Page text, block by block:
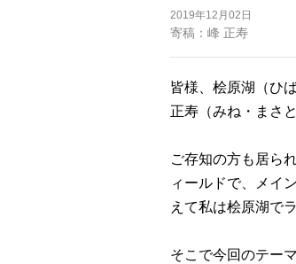
2019年12月02日
寄稿：峰 正寿
皆様、桧原湖（ひ
正寿（みね・まさ
ご存知の方も居ら
ィールドで、メイ
えて私は桧原湖で
そこで今回のテー